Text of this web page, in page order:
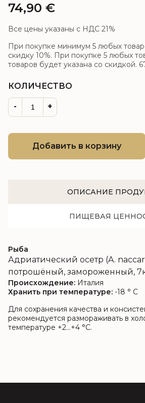
74,90 €
Все цены указаны с НДС 21%
При покупке минимум 5 любых
скидку 10%. При покупке 5 любых
товаров будет указана со скидкой.
КОЛИЧЕСТВО
- +
Добавить в корзину
ОПИСАНИЕ
ПИЩЕВАЯ
Рыба
Адриатический осетр (A.
потрошёный, замороженный,
Происхождение: Италия
Хранить при температуре: -18 ° C
Для сохранения качества и
рекомендуется размораживать в
температуре +2…+4 °C.